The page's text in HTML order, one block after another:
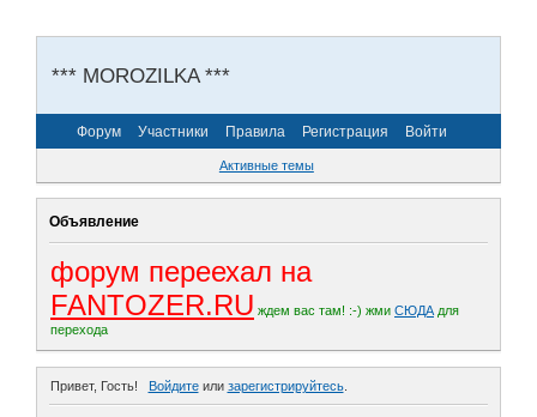
*** MOROZILKA ***
Форум Участники Правила Регистрация Войти
Активные темы
Объявление
форум переехал на
FANTOZER.RU ждем вас там! :-) жми СЮДА для
перехода
Привет, Гость! Войдитеили зарегистрируйтесь.